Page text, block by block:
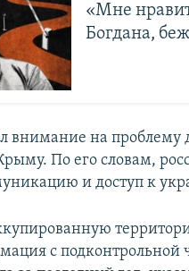
«Мне
Богдана,
внимание на
По его словам,
и доступ к
с